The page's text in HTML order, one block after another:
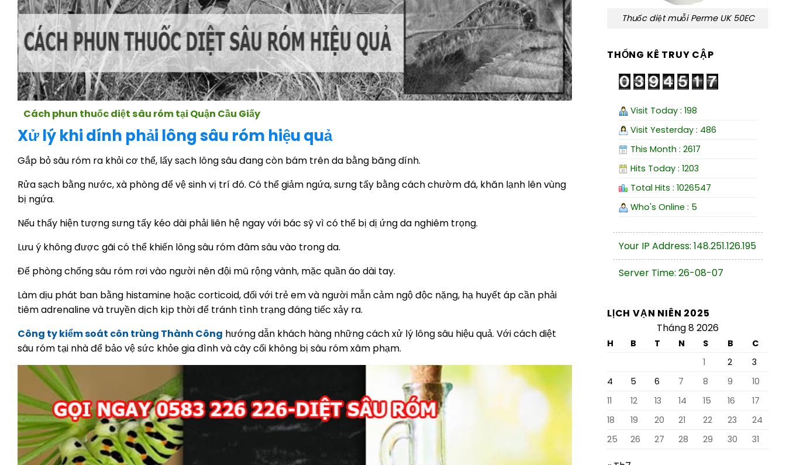
Cách phun thuốc diệt sâu róm tại Quận Cầu Giấy
Xử lý khi dính phải lông sâu róm hiệu quả
Gắp bỏ sâu róm ra khỏi cơ thể, lấy sạch lông sâu đang còn bám trên da bằng băng dính.
Rửa sạch bằng nước, xà phòng để vệ sinh vị trí đó. Có thể giảm ngứa, sưng tấy bằng cách chườm đá, khăn lạnh lên vùng
bị ngứa.
Nếu thấy hiện tượng sưng tấy kéo dài phải liên hệ ngay với bác sỹ vì có thể bị dị ứng da nghiêm trọng.
Lưu ý không được gãi có thể khiến lông sâu róm đâm sâu vào trong da.
Để phòng chống sâu róm rơi vào người nên đội mũ rộng vành, mặc quần áo dài tay.
Làm dịu phát ban bằng histamine hoặc corticoid, đối với trẻ em và người mẫn cảm ngộ độc nặng, hạ huyết áp cần phải
tiêm adrenaline và truyền dịch kịp thời để tránh tình trạng đáng tiếc xảy ra.
Công ty kiểm soát côn trùng Thành Công hướng dẫn khách hàng những cách xử lý lông sâu hiệu quả. Với cách diệt
sâu róm tại nhà để bảo vệ sức khỏe gia đình và cây cối không bị sâu róm xâm phạm.
Thuốc diệt muỗi Perme UK 50EC
THỐNG KÊ TRUY CẬP
Visit Today : 198
Visit Yesterday : 486
This Month : 2617
Hits Today : 1203
Total Hits : 1026547
Who's Online : 5
Your IP Address: 148.251.126.195
Server Time: 26-08-07
LỊCH VẠN NIÊN 2025
Tháng 8 2026
H B T N S B
C
1
2
3
4
5 6 7 8 9
10
11
12 13 14 15 16
17
18
19 20 21 22 23
24
25
26 27 28 29 30 31